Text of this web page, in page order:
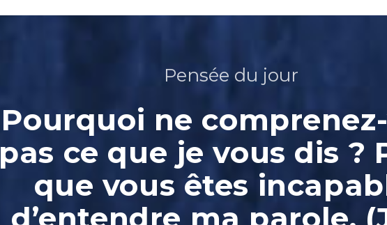
Pensée du jour
Pourquoi ne
pas ce que je vous dis ?
que vous êtes